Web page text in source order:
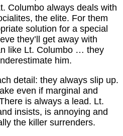
Columbo always deals with
the elite. For them
solution for a special
they’ll get away with
like Lt. Columbo … they
him.
detail: they always slip up.
even if marginal and
is always a lead. Lt.
insists, is annoying and
the killer surrenders.